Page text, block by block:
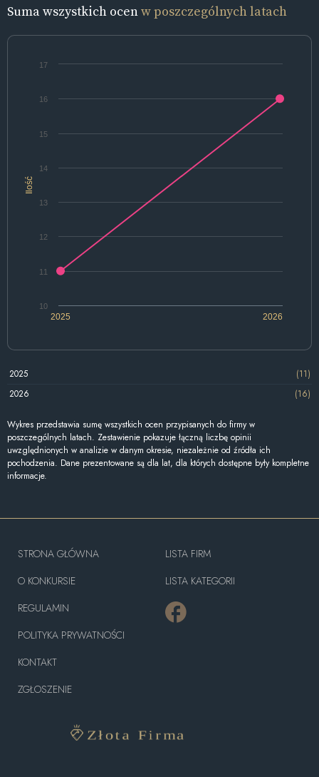
Suma wszystkich ocenw poszczególnych latach
Ilość
2025 2026
10
11
12
13
14
15
16
17
2025
(11)
2026
(16)
Wykres przedstawia sumę wszystkich ocen przypisanych do firmy w
poszczególnych latach. Zestawienie pokazuje łączną liczbę opinii
uwzględnionych w analizie w danym okresie, niezależnie od źródła ich
pochodzenia. Dane prezentowane są dla lat, dla których dostępne były kompletne
informacje.
STRONA GŁÓWNA
O KONKURSIE
REGULAMIN
POLITYKA PRYWATNOŚCI
KONTAKT
ZGŁOSZENIE
LISTA FIRM
LISTA KATEGORII